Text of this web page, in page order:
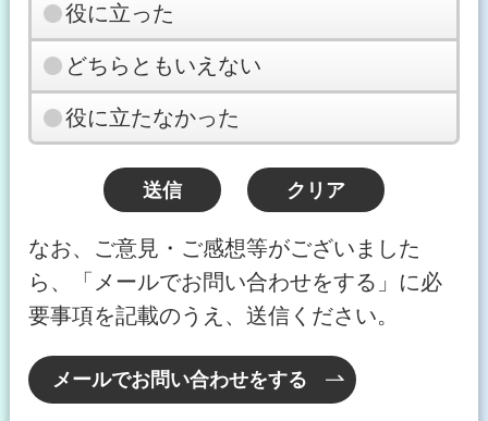
役に立った
どちらともいえない
役に立たなかった
なお、ご意見・ご感想等がございました
ら、「メールでお問い合わせをする」に必
要事項を記載のうえ、送信ください。
メールでお問い合わせをする